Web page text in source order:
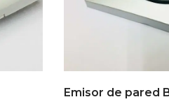
Emisor de pared